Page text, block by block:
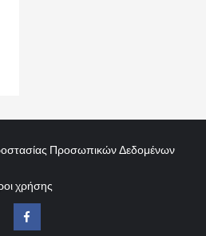
Προσωπικών Δεδομένων
χρήσης
Facebook